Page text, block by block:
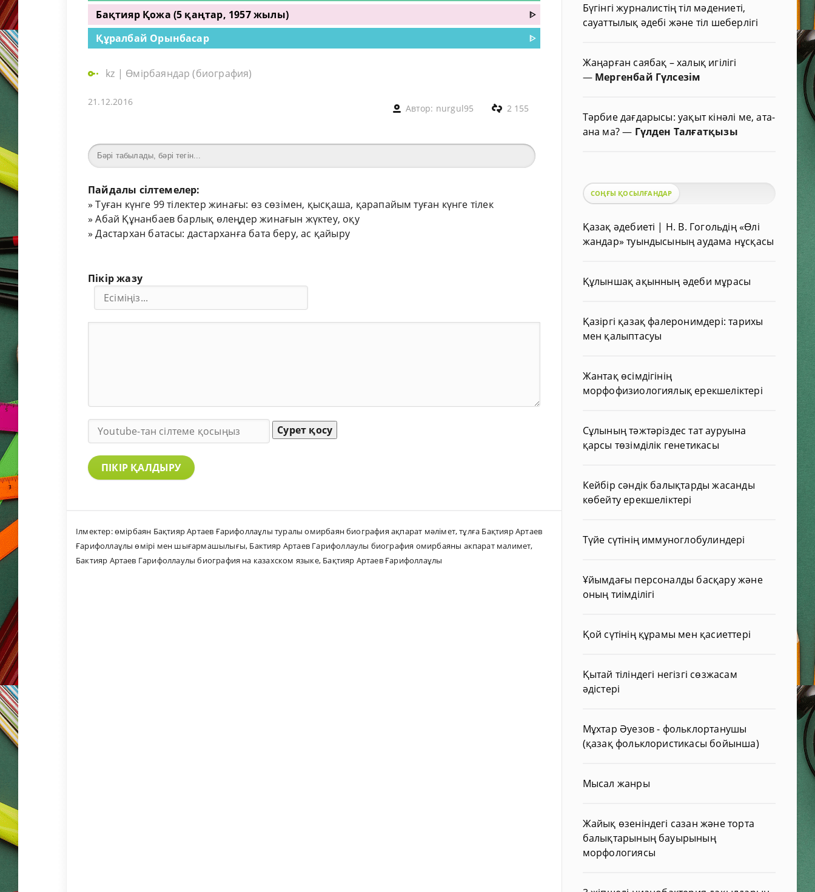
Бақтияр Қожа (5 қаңтар, 1957 жылы)
ᐈ
Құралбай Орынбасар
ᐈ
kz | Өмірбаяндар (биография)
21.12.2016
Автор: nurgul95 2 155
Пайдалы сілтемелер:
»Туған күнге 99 тілектер жинағы: өз сөзімен, қысқаша, қарапайым туған күнге тілек
»Абай Құнанбаев барлық өлеңдер жинағын жүктеу, оқу
»Дастархан батасы: дастарханға бата беру, ас қайыру
Пікір жазу
Сурет қосу
ПІКІР ҚАЛДЫРУ
Ілмектер:өмірбаян Бақтияр Артаев Ғарифоллаұлы туралы омирбаян биография ақпарат мәлімет,тұлға Бақтияр Артаев
Ғарифоллаұлы өмірі мен шығармашылығы, Бактияр Артаев Гарифоллаулы биография омирбаяны акпарат малимет,
Бактияр Артаев Гарифоллаулы биография на казахском языке, Бақтияр Артаев Ғарифоллаұлы
Бүгінгі журналистің тіл мәдениеті,
сауаттылық әдебі және тіл шеберлігі
Жаңарған саябақ – халық игілігі
— Мергенбай Гүлсезім
Тәрбие дағдарысы: уақыт кінәлі ме, ата-
ана ма?— Гүлден Талғатқызы
СОҢҒЫ ҚОСЫЛҒАНДАР
Қазақ әдебиеті | Н. В. Гогольдің «Өлі
жандар» туындысының аудама нұсқасы
Құлыншақ ақынның әдеби мұрасы
Қазіргі қазақ фалеронимдері: тарихы
мен қалыптасуы
Жантақ өсімдігінің
морфофизиологиялық ерекшеліктері
Сұлының тәжтәріздес тат ауруына
қарсы төзімділік генетикасы
Кейбір сәндік балықтарды жасанды
көбейту ерекшеліктері
Түйе сүтінің иммуноглобулиндері
Ұйымдағы персоналды басқару және
оның тиімділігі
Қой сүтінің құрамы мен қасиеттері
Қытай тіліндегі негізгі сөзжасам
әдістері
Мұхтар Әуезов - фольклортанушы
(қазақ фольклористикасы бойынша)
Мысал жанры
Жайық өзеніндегі сазан және торта
балықтарының бауырының
морфологиясы